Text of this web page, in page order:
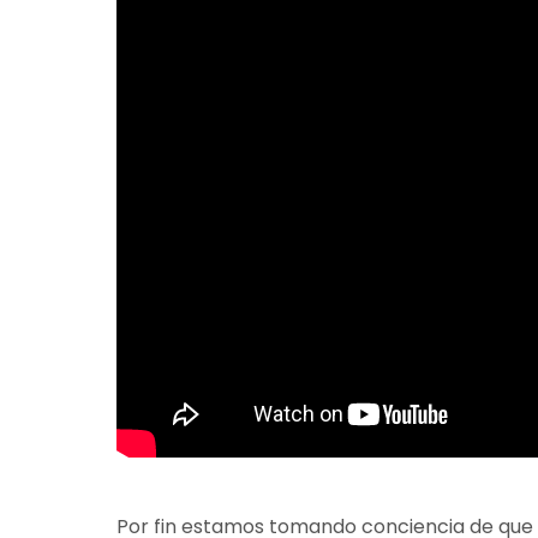
Por fin estamos tomando conciencia de